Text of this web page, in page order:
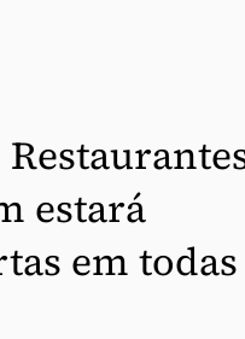
estará
em todas